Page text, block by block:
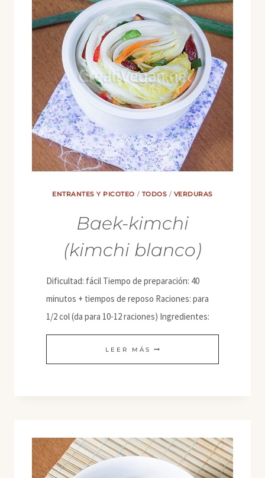
ENTRANTES Y PICOTEO / TODOS / VERDURAS
Baek-kimchi
(kimchi blanco)
Dificultad: fácil Tiempo de preparación: 40
minutos + tiempos de reposo Raciones: para
1/2 col (da para 10-12 raciones) Ingredientes:
LEER MÁS BAEK-
KIMCHI